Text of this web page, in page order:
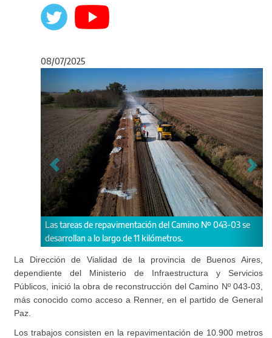
08/07/2025
repavimentación del Camino Nº 043-03 se
lo largo de 11 kilómetros.
La obra contempla la
colocación de barandas
Anterior
La Dirección de Vialidad de la provincia de Buenos Aires,
dependiente del Ministerio de Infraestructura y Servicios
Públicos, inició la obra de reconstrucción del Camino Nº 043-03,
más conocido como acceso a Renner, en el partido de General
Paz.
Los trabajos consisten en la repavimentación de 10.900 metros